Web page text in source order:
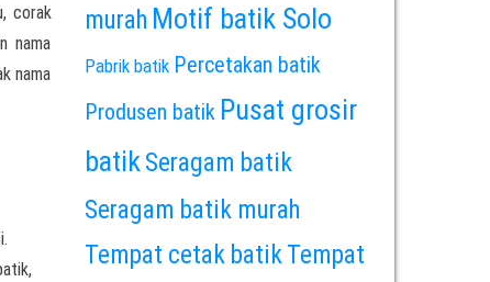
corak
nama
nama
murah Motif batik Solo
Pabrik batik Percetakan batik
Produsen batik Pusat grosir
batik Seragam batik
Seragam batik murah
Tempat cetak batik Tempat